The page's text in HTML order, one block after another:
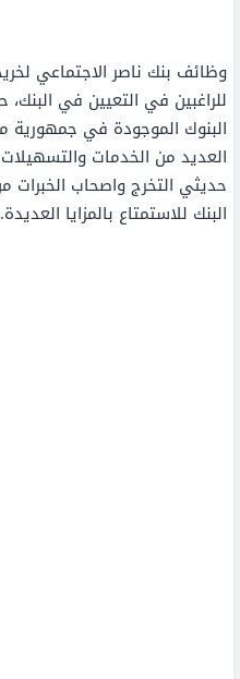
وظائف بنك ناصر الاجتماعي
للراغبين في التعيين في
البنوك الموجودة في جمهورية
العديد من الخدمات
حديثي التخرج واصحاب الخبرات
البنك للاستمتاع بالمزايا العديدة.